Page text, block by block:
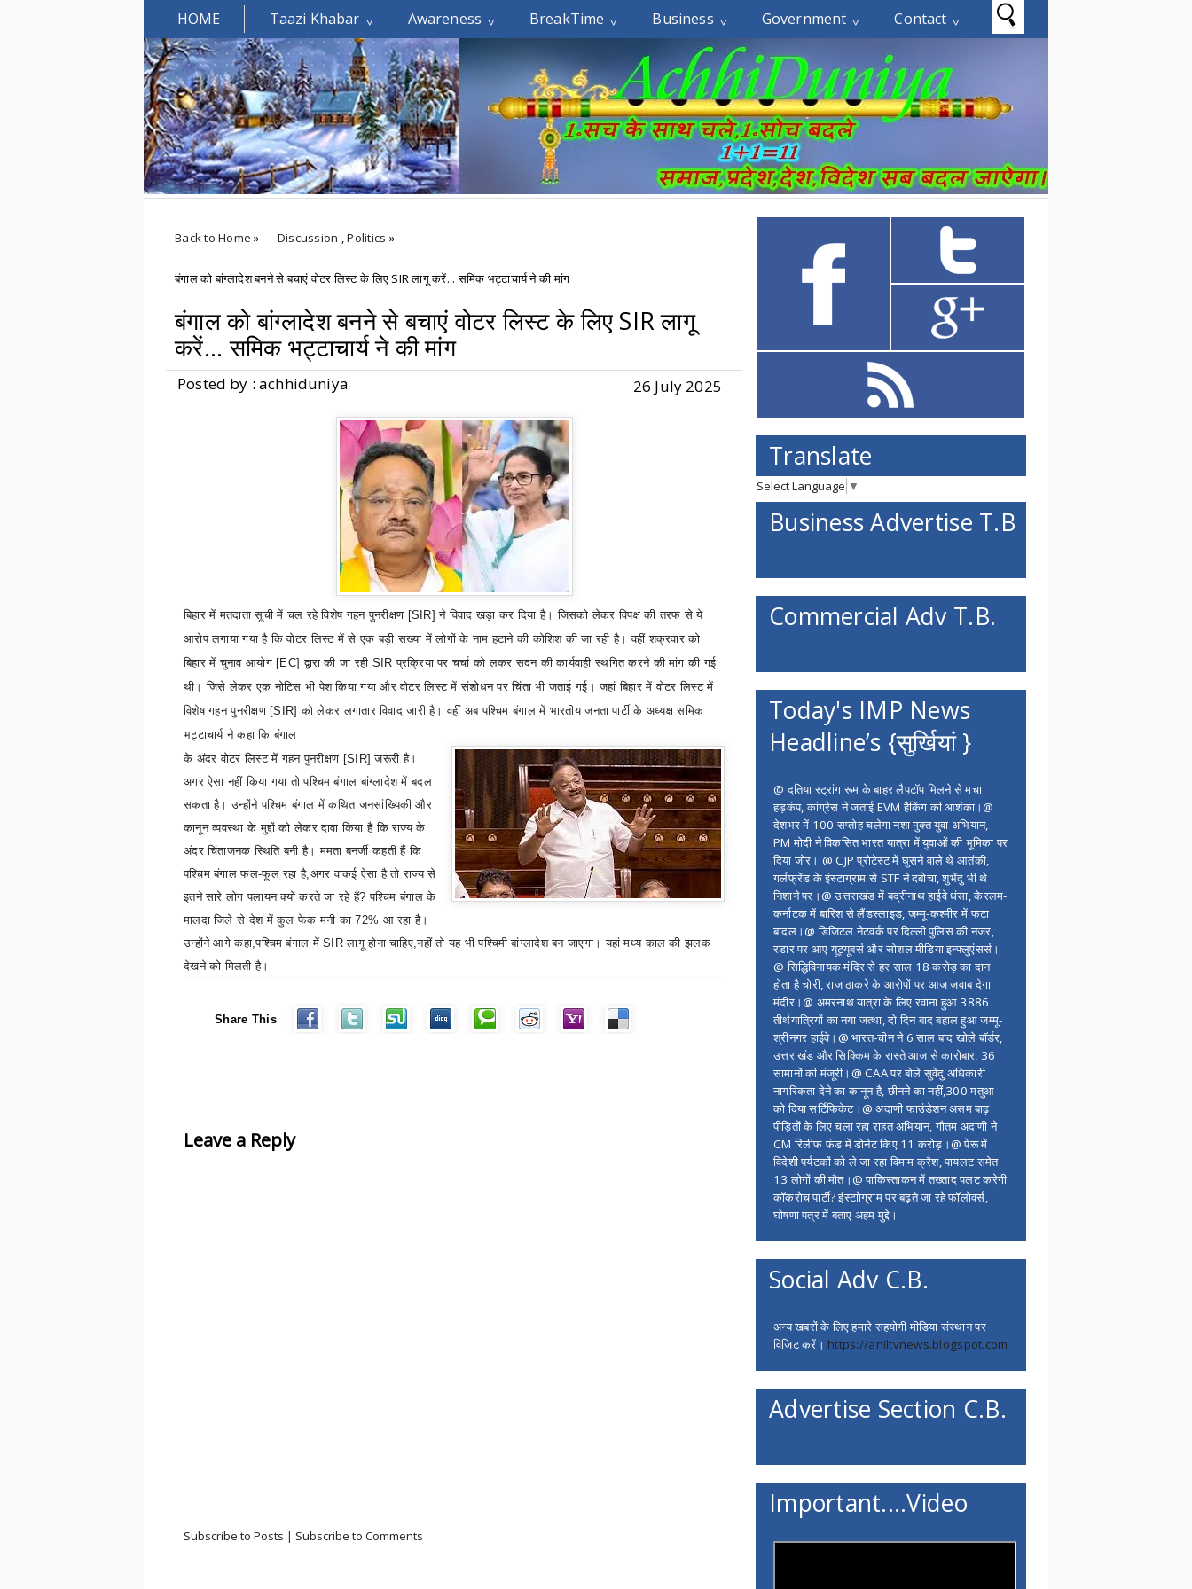
HOME Taazi Khabar Awareness BreakTime Business Government Contact
Welcomes You.....
Back to Home » Discussion ,Politics »
बंगाल को बांग्लादेश बनने से बचाएं वोटर लिस्ट के लिए SIR लागू करें... समिक भट्टाचार्य ने की मांग
बंगाल को बांग्लादेश बनने से बचाएं वोटर लिस्ट के लिए SIR लागू
करें... समिक भट्टाचार्य ने की मांग
Posted by : achhiduniya 26 July 2025
बिहार में मतदाता सूची में चल रहे विशेष गहन पुनरीक्षण [SIR] ने विवाद खड़ा कर दिया है। जिसको लेकर विपक्ष की तरफ से ये
आरोप लगाया गया है कि वोटर लिस्ट में से एक बड़ी सख्या में लोगों के नाम हटाने की कोशिश की जा रही है। वहीं शक्रवार को
बिहार में चुनाव आयोग [EC] द्वारा की जा रही SIR प्रक्रिया पर चर्चा को लकर सदन की कार्यवाही स्थगित करने की मांग की गई
थी। जिसे लेकर एक नोटिस भी पेश किया गया और वोटर लिस्ट में संशोधन पर चिंता भी जताई गई।जहांबिहार में वोटर लिस्ट में
विशेष गहन पुनरीक्षण [SIR] को लेकर लगातार विवाद जारी है।वहींअब पश्चिम बंगाल में भारतीय जनता पार्टी के अध्यक्ष समिक
भट्टाचार्य ने कहा कि बंगाल
के अंदर वोटर लिस्ट में गहन पुनरीक्षण [SIR] जरूरी है।
अगर ऐसा नहीं किया गया तो पश्चिम बंगाल बांग्लादेश में बदल
सकता है। उन्होंने पश्चिम बंगाल में कथित जनसांख्यिकी और
कानून व्यवस्था के मुद्दों को लेकर दावा किया है कि राज्य के
अंदर चिंताजनक स्थिति बनी है। ममता बनर्जी कहती हैं कि
पश्चिम बंगाल फल-फूल रहा है,अगर वाकई ऐसा है तो राज्य से
इतने सारे लोग पलायन क्यों करते जा रहे हैं?पश्चिम बंगाल के
मालदा जिले से देश में कुल फेक मनी का72% आ रहा है।
उन्होंने आगे कहा,पश्चिम बंगाल मेंSIR लागू होना चाहिए,नहीं तो यह भी पश्चिमी बांग्लादेश बन जाएगा। यहां मध्य काल की झलक
देखने को मिलती है।
Share This
Leave a Reply
Subscribe to Posts | Subscribe to Comments
Translate
Select Language ▼
Business Advertise T.B
Commercial Adv T.B.
Today's IMP News
Headline’s {सुर्खियां }
@ दतिया स्ट्रांग रूम के बाहर लैपटॉप मिलने से मचा
हड़कंप, कांग्रेस ने जताई EVM हैकिंग की आशंका।@
देशभर में 100 सप्ताेह चलेगा नशा मुक्त युवा अभियान,
PM मोदी ने विकसित भारत यात्रा में युवाओं की भूमिका पर
दिया जोर। @ CJP प्रोटेस्ट में घुसने वाले थे आतंकी,
गर्लफ्रेंड के इंस्टाग्राम से STF ने दबोचा, शुभेंदु भी थे
निशाने पर।@ उत्तराखंड में बद्रीनाथ हाईवे धंसा, केरलम-
कर्नाटक में बारिश से लैंडस्लाइड, जम्मू-कश्मीर में फटा
बादल।@ डिजिटल नेटवर्क पर दिल्ली पुलिस की नजर,
रडार पर आए यूट्यूबर्स और सोशल मीडिया इन्फ्लुएंसर्स।
@ सिद्धिविनायक मंदिर से हर साल 18 करोड़ का दान
होता है चोरी, राज ठाकरे के आरोपों पर आज जवाब देगा
मंदीर।@ अमरनाथ यात्रा के लिए रवाना हुआ 3886
तीर्थयात्रियों का नया जत्था, दो दिन बाद बहाल हुआ जम्मू-
श्रीनगर हाईवे।@ भारत-चीन ने 6 साल बाद खोले बॉर्डर,
उत्तराखंड और सिक्किम के रास्ते आज से कारोबार, 36
सामानों की मंजूरी।@ CAA पर बोले सुवेंदु अधिकारी
नागरिकता देने का कानून है, छीनने का नहीं,300 मतुआ
को दिया सर्टिफिकेट।@ अदाणी फाउंडेशन असम बाढ़
पीड़ितों के लिए चला रहा राहत अभियान, गौतम अदाणी ने
CM रिलीफ फंड में डोनेट किए 11 करोड़।@ पेरू में
विदेशी पर्यटकों को ले जा रहा विमाम क्रैश, पायलट समेत
13 लोगों की मौत।@ पाकिस्ताकन में तख्ताद पलट करेगी
कॉकरोच पार्टी? इंस्टाोग्राम पर बढ़ते जा रहे फॉलोवर्स,
घोषणा पत्र में बताए अहम मुद्दे।
Social Adv C.B.
अन्य खबरों के लिए हमारे सहयोगी मीडिया संस्थान पर
विजिट करें। https://aniltvnews.blogspot.com
Advertise Section C.B.
Important....Video